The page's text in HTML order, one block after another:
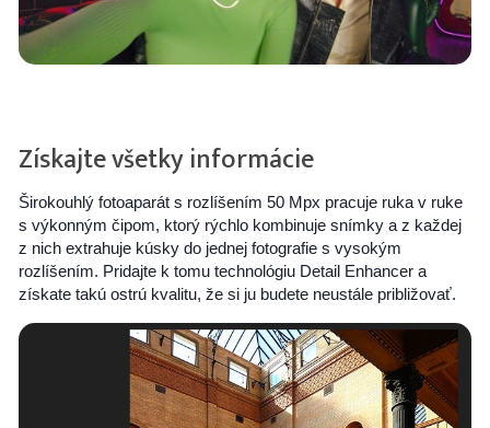
Získajte všetky informácie
Širokouhlý fotoaparát s rozlíšením 50 Mpx pracuje ruka v ruke
s výkonným čipom, ktorý rýchlo kombinuje snímky a z každej
z nich extrahuje kúsky do jednej fotografie s vysokým
rozlíšením. Pridajte k tomu technológiu Detail Enhancer a
získate takú ostrú kvalitu, že si ju budete neustále približovať.